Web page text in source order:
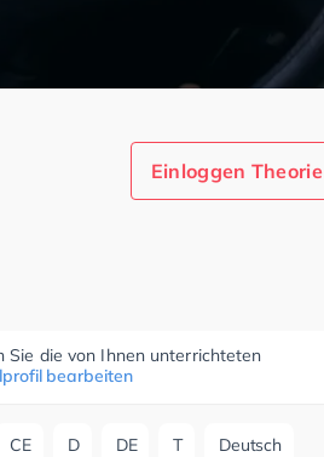
Einloggen Theorie
Sie die von Ihnen unterrichteten
bearbeiten
CE D DE T Deutsch